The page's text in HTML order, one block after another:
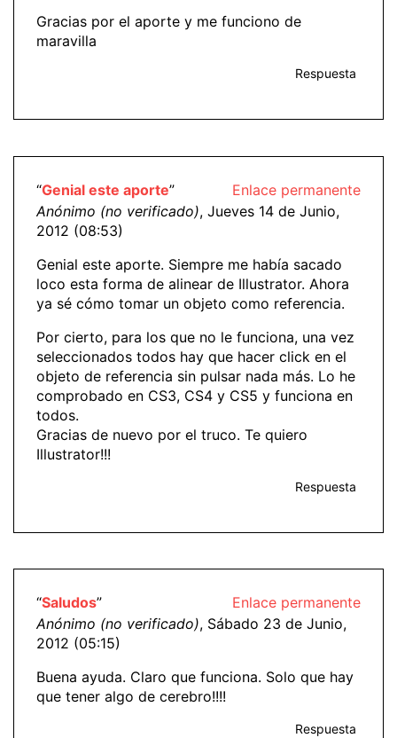
Gracias por el aporte y me funciono de
maravilla
Respuesta
Enlace permanente
“Genial este aporte”
Anónimo (no verificado), Jueves 14 de Junio,
2012 (08:53)
Genial este aporte. Siempre me había sacado
loco esta forma de alinear de Illustrator. Ahora
ya sé cómo tomar un objeto como referencia.
Por cierto, para los que no le funciona, una vez
seleccionados todos hay que hacer click en el
objeto de referencia sin pulsar nada más. Lo he
comprobado en CS3, CS4 y CS5 y funciona en
todos.
Gracias de nuevo por el truco. Te quiero
Illustrator!!!
Respuesta
Enlace permanente
“Saludos”
Anónimo (no verificado), Sábado 23 de Junio,
2012 (05:15)
Buena ayuda. Claro que funciona. Solo que hay
que tener algo de cerebro!!!!
Respuesta